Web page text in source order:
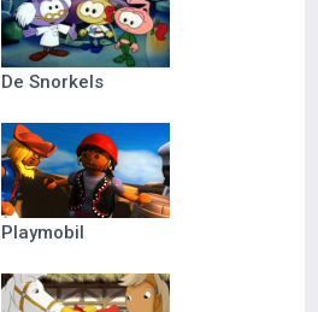
De Snorkels
Playmobil